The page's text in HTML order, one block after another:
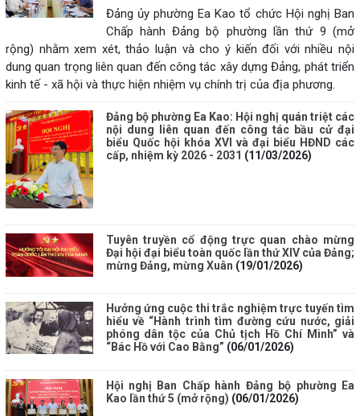
Đảng ủy phường Ea Kao tổ chức Hội nghị Ban
Chấp hành Đảng bộ phường lần thứ 9 (mở
rộng) nhằm xem xét, thảo luận và cho ý kiến đối với nhiều nội
dung quan trọng liên quan đến công tác xây dựng Đảng, phát triển
kinh tế - xã hội và thực hiện nhiệm vụ chính trị của địa phương.
Đảng bộ phường Ea Kao: Hội nghị quán triệt các
nội dung liên quan đến công tác bầu cử đại
biểu Quốc hội khóa XVI và đại biểu HĐND các
cấp, nhiệm kỳ 2026 - 2031 (11/03/2026)
Tuyên truyền cổ động trực quan chào mừng
Đại hội đại biểu toàn quốc lần thứ XIV của Đảng;
mừng Đảng, mừng Xuân (19/01/2026)
Hưởng ứng cuộc thi trắc nghiệm trực tuyến tìm
hiểu về “Hành trình tìm đường cứu nước, giải
phóng dân tộc của Chủ tịch Hồ Chí Minh” và
“Bác Hồ với Cao Bằng” (06/01/2026)
Hội nghị Ban Chấp hành Đảng bộ phường Ea
Kao lần thứ 5 (mở rộng) (06/01/2026)